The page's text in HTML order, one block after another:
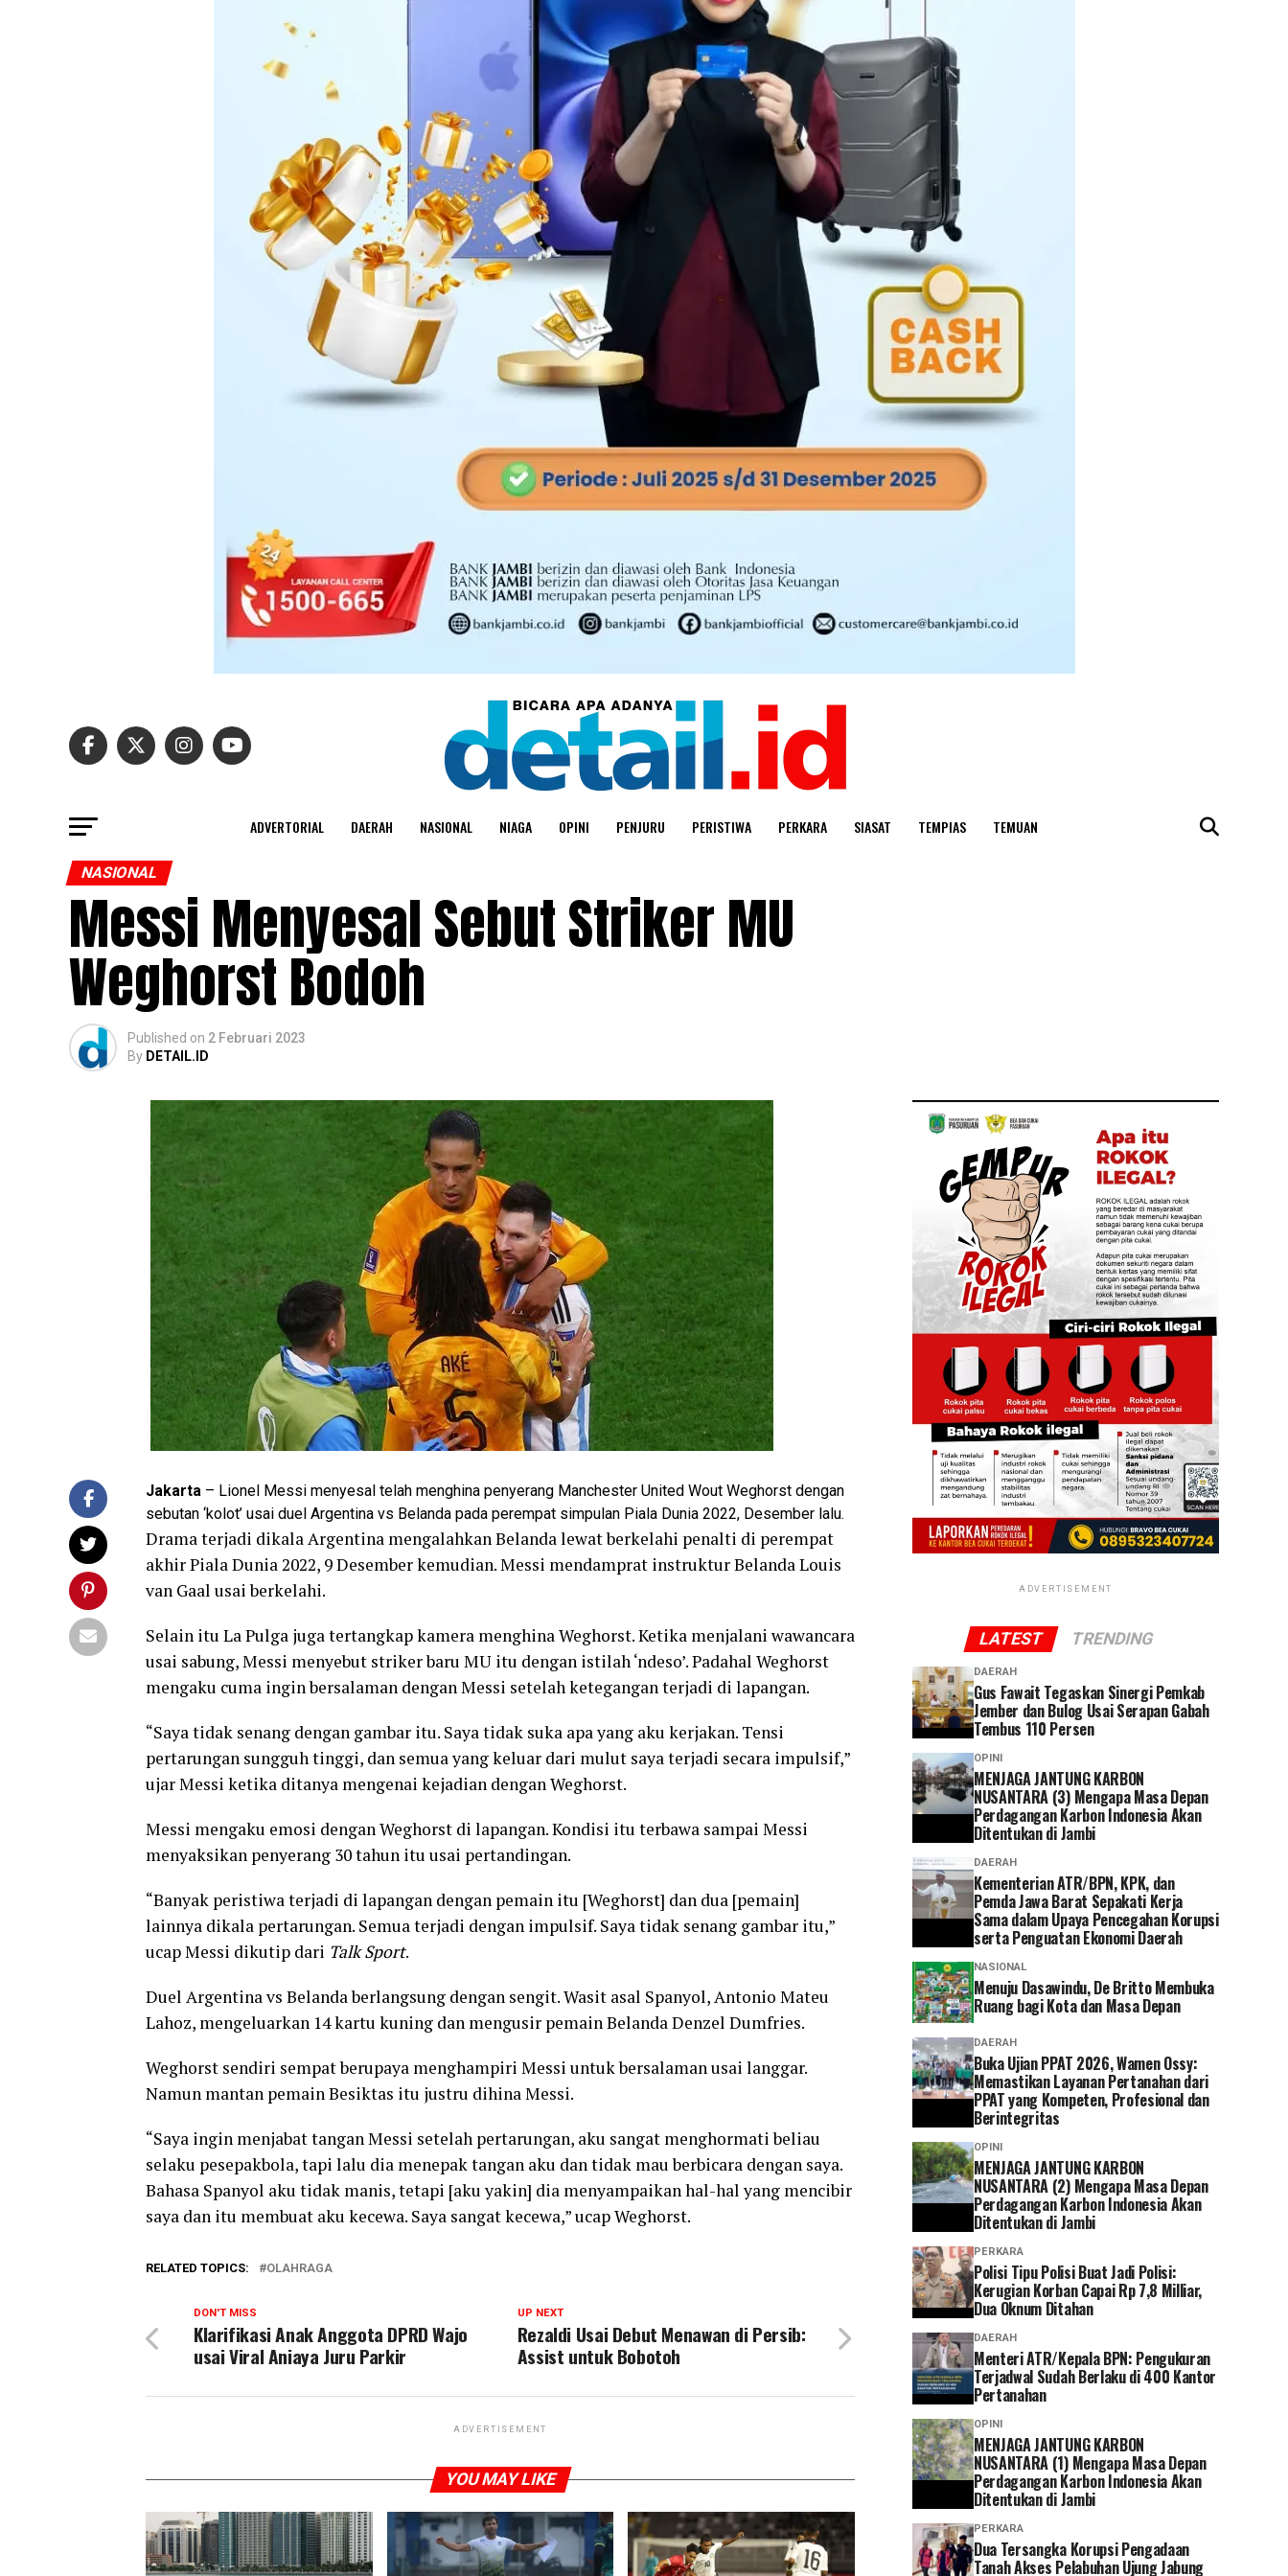
ADVERTORIAL DAERAH NASIONAL NIAGA OPINI PENJURU PERISTIWA PERKARA SIASAT TEMPIAS TEMUAN
NASIONAL
Messi Menyesal Sebut Striker MU
Weghorst Bodoh
Published on 2 Februari 2023
By DETAIL.ID
Jakarta – Lionel Messi menyesal telah menghina penyerang Manchester United Wout Weghorst dengan
sebutan ‘kolot’ usai duel Argentina vs Belanda pada perempat simpulan Piala Dunia 2022, Desember lalu.
Drama terjadi dikala Argentina mengalahkan Belanda lewat berkelahi penalti di perempat
akhir Piala Dunia 2022, 9 Desember kemudian. Messi mendamprat instruktur Belanda Louis
van Gaal usai berkelahi.
Selain itu La Pulga juga tertangkap kamera menghina Weghorst. Ketika menjalani wawancara
usai sabung, Messi menyebut striker baru MU itu dengan istilah ‘ndeso’. Padahal Weghorst
mengaku cuma ingin bersalaman dengan Messi setelah ketegangan terjadi di lapangan.
“Saya tidak senang dengan gambar itu. Saya tidak suka apa yang aku kerjakan. Tensi
pertarungan sungguh tinggi, dan semua yang keluar dari mulut saya terjadi secara impulsif,”
ujar Messi ketika ditanya mengenai kejadian dengan Weghorst.
Messi mengaku emosi dengan Weghorst di lapangan. Kondisi itu terbawa sampai Messi
menyaksikan penyerang 30 tahun itu usai pertandingan.
“Banyak peristiwa terjadi di lapangan dengan pemain itu [Weghorst] dan dua [pemain]
lainnya dikala pertarungan. Semua terjadi dengan impulsif. Saya tidak senang gambar itu,”
ucap Messi dikutip dari Talk Sport.
Duel Argentina vs Belanda berlangsung dengan sengit. Wasit asal Spanyol, Antonio Mateu
Lahoz, mengeluarkan 14 kartu kuning dan mengusir pemain Belanda Denzel Dumfries.
Weghorst sendiri sempat berupaya menghampiri Messi untuk bersalaman usai langgar.
Namun mantan pemain Besiktas itu justru dihina Messi.
“Saya ingin menjabat tangan Messi setelah pertarungan, aku sangat menghormati beliau
selaku pesepakbola, tapi lalu dia menepak tangan aku dan tidak mau berbicara dengan saya.
Bahasa Spanyol aku tidak manis, tetapi [aku yakin] dia menyampaikan hal-hal yang mencibir
saya dan itu membuat aku kecewa. Saya sangat kecewa,” ucap Weghorst.
RELATED TOPICS: OLAHRAGA
UP NEXT
Rezaldi Usai Debut Menawan di Persib:
Assist untuk Bobotoh
DON'T MISS
Klarifikasi Anak Anggota DPRD Wajo
usai Viral Aniaya Juru Parkir
ADVERTISEMENT
YOU MAY LIKE
ADVERTISEMENT
LATEST TRENDING
DAERAH
Gus Fawait Tegaskan Sinergi Pemkab
Jember dan Bulog Usai Serapan Gabah
Tembus 110 Persen
OPINI
MENJAGA JANTUNG KARBON
NUSANTARA (3) Mengapa Masa Depan
Perdagangan Karbon Indonesia Akan
Ditentukan di Jambi
DAERAH
Kementerian ATR/BPN, KPK, dan
Pemda Jawa Barat Sepakati Kerja
Sama dalam Upaya Pencegahan Korupsi
serta Penguatan Ekonomi Daerah
NASIONAL
Menuju Dasawindu, De Britto Membuka
Ruang bagi Kota dan Masa Depan
DAERAH
Buka Ujian PPAT 2026, Wamen Ossy:
Memastikan Layanan Pertanahan dari
PPAT yang Kompeten, Profesional dan
Berintegritas
OPINI
MENJAGA JANTUNG KARBON
NUSANTARA (2) Mengapa Masa Depan
Perdagangan Karbon Indonesia Akan
Ditentukan di Jambi
PERKARA
Polisi Tipu Polisi Buat Jadi Polisi:
Kerugian Korban Capai Rp 7,8 Milliar,
Dua Oknum Ditahan
DAERAH
Menteri ATR/Kepala BPN: Pengukuran
Terjadwal Sudah Berlaku di 400 Kantor
Pertanahan
OPINI
MENJAGA JANTUNG KARBON
NUSANTARA (1) Mengapa Masa Depan
Perdagangan Karbon Indonesia Akan
Ditentukan di Jambi
PERKARA
Dua Tersangka Korupsi Pengadaan
Tanah Akses Pelabuhan Ujung Jabung